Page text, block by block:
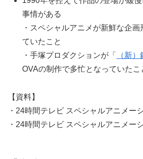
事情がある
・スペシャルアニメが新鮮な企
ていたこと
・手塚プロダクションが「
（新
OVAの制作で多忙となっていたこ
【資料】
・24時間テレビ スペシャルアニメー
・24時間テレビ スペシャルアニメー